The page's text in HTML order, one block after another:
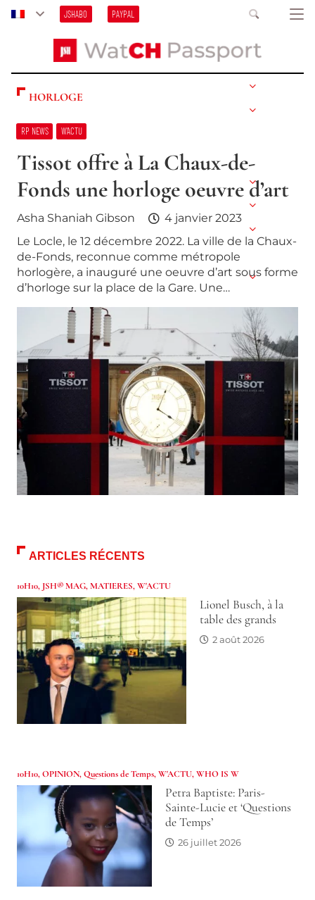
JSHABO PAYPAL
HORLOGE
RP NEWS W’ACTU
Tissot offre à La Chaux-de-
Fonds une horloge oeuvre d’art
Asha Shaniah Gibson
4 janvier 2023
Le Locle, le 12 décembre 2022. La ville de la Chaux-
de-Fonds, reconnue comme métropole
horlogère, a inauguré une oeuvre d’art sous forme
d’horloge sur la place de la Gare. Une…
ARTICLES RÉCENTS
10H10, JSH® MAG,MATIERES,W'ACTU
Lionel Busch, à la
table des grands
2 août 2026
10H10,OPINION,Questions de Temps,W'ACTU,WHO IS W
Petra Baptiste: Paris-
Sainte-Lucie et ‘Questions
de Temps’
26 juillet 2026